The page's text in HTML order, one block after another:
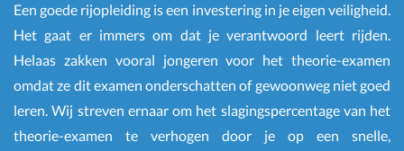
Een goede rijopleiding is een investering in je eigen veiligheid.
Het gaat er immers om dat je verantwoord leert rijden.
Helaas zakken vooral jongeren voor het theorie-examen
omdat ze dit examen onderschatten of gewoonweg niet goed
leren. Wij streven ernaar om het slagingspercentage van het
theorie-examen te verhogen door je op een snelle,